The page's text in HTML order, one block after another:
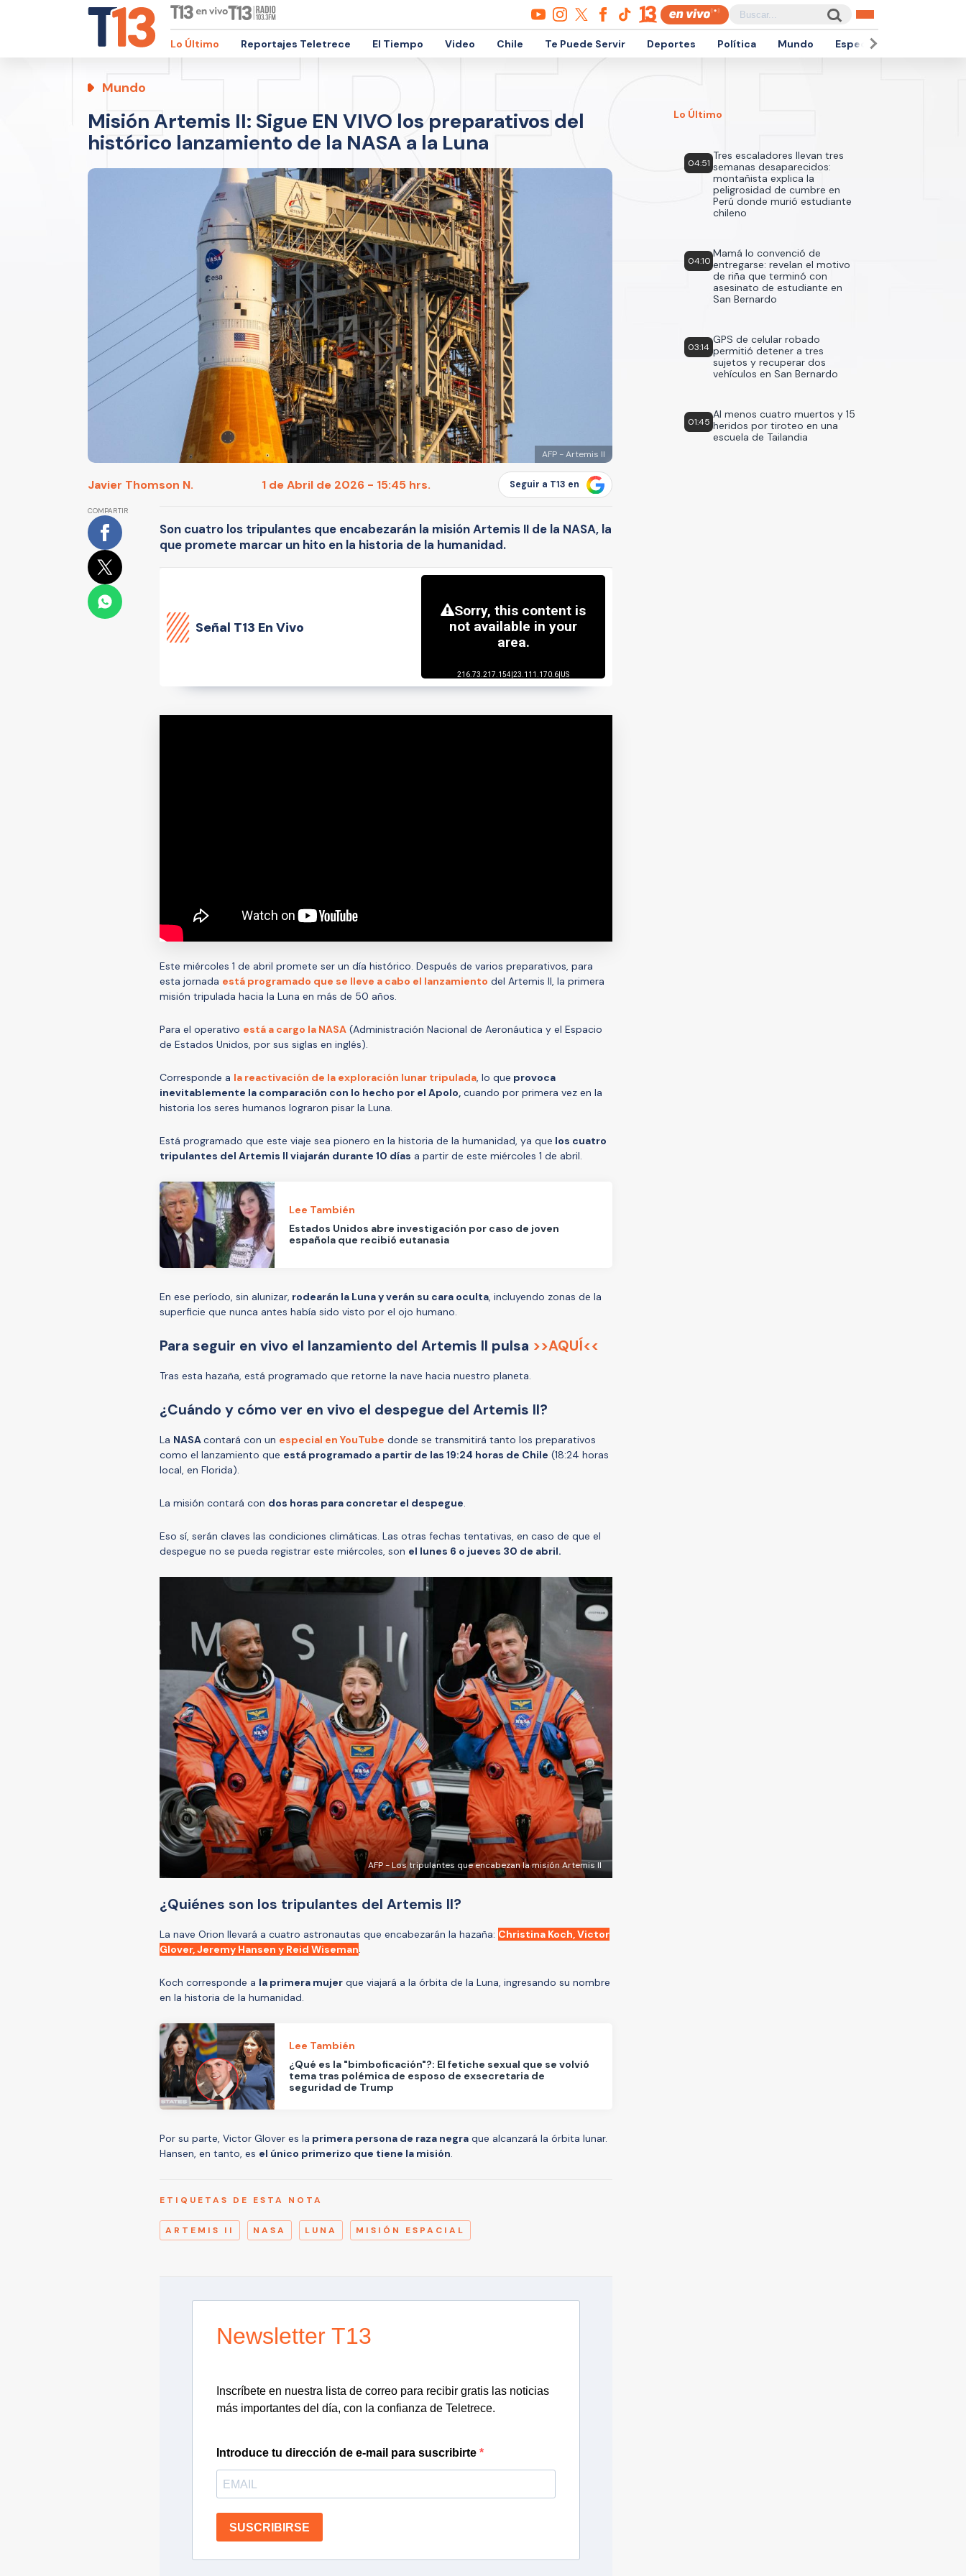
Lo Último Reportajes Teletrece El Tiempo Video Chile Te Puede Servir Deportes Política Mundo Espectáculos
Mundo
Misión Artemis II: Sigue EN VIVO los preparativos del
histórico lanzamiento de la NASA a la Luna
AFP - Artemis II
Javier Thomson N. 1 de Abril de 2026 - 15:45 hrs. Seguir a T13 en
COMPARTIR
Son cuatro los tripulantes que encabezarán la misión Artemis II de la NASA, la
que promete marcar un hito en la historia de la humanidad.
Señal T13 En Vivo
Este miércoles 1 de abril promete ser un día histórico. Después de varios preparativos, para
esta jornada está programado que se lleve a cabo el lanzamiento del Artemis II, la primera
misión tripulada hacia la Luna en más de 50 años.
Para el operativo está a cargo la NASA (Administración Nacional de Aeronáutica y el Espacio
de Estados Unidos, por sus siglas en inglés).
Corresponde a la reactivación de la exploración lunar tripulada, lo que provoca
inevitablemente la comparación con lo hecho por el Apolo, cuando por primera vez en la
historia los seres humanos lograron pisar la Luna.
Está programado que este viaje sea pionero en la historia de la humanidad, ya que los cuatro
tripulantes del Artemis II viajarán durante 10 días a partir de este miércoles 1 de abril.
Lee También
Estados Unidos abre investigación por caso de joven
española que recibió eutanasia
En ese período, sin alunizar, rodearán la Luna y verán su cara oculta, incluyendo zonas de la
superficie que nunca antes había sido visto por el ojo humano.
Para seguir en vivo el lanzamiento del Artemis II pulsa >>AQUÍ<<
Tras esta hazaña, está programado que retorne la nave hacia nuestro planeta.
¿Cuándo y cómo ver en vivo el despegue del Artemis II?
La NASAcontará con un especial en YouTube donde se transmitirá tanto los preparativos
como el lanzamiento que está programado a partir de las 19:24 horas de Chile (18:24 horas
local, en Florida).
La misión contará con dos horas para concretar el despegue.
Eso sí, serán claves las condiciones climáticas. Las otras fechas tentativas, en caso de que el
despegue no se pueda registrar este miércoles, son el lunes 6 o jueves 30 de abril.
AFP - Los tripulantes que encabezan la misión Artemis II
¿Quiénes son los tripulantes del Artemis II?
La nave Orion llevará a cuatro astronautas que encabezarán la hazaña: Christina Koch, Victor
Glover, Jeremy Hansen y Reid Wiseman.
Koch corresponde a la primera mujer que viajará a la órbita de la Luna, ingresando su nombre
en la historia de la humanidad.
Lee También
¿Qué es la "bimboficación"?: El fetiche sexual que se volvió
tema tras polémica de esposo de exsecretaria de
seguridad de Trump
Por su parte, Victor Glover es la primera persona de raza negra que alcanzará la órbita lunar.
Hansen, en tanto, es el único primerizo que tiene la misión.
ETIQUETAS DE ESTA NOTA
ARTEMIS II NASA LUNA MISIÓN ESPACIAL
Newsletter T13
Inscríbete en nuestra lista de correo para recibir gratis las noticias
más importantes del día, con la confianza de Teletrece.
Introduce tu dirección de e-mail para suscribirte
SUSCRIBIRSE
Lo Último
04:51
Tres escaladores llevan tres
semanas desaparecidos:
montañista explica la
peligrosidad de cumbre en
Perú donde murió estudiante
chileno
04:10
Mamá lo convenció de
entregarse: revelan el motivo
de riña que terminó con
asesinato de estudiante en
San Bernardo
03:14
GPS de celular robado
permitió detener a tres
sujetos y recuperar dos
vehículos en San Bernardo
01:45
Al menos cuatro muertos y 15
heridos por tiroteo en una
escuela de Tailandia